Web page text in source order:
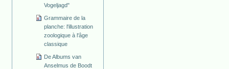
Vogeljagd"
Grammaire de la
planche: l'illustration
zoologique à l'âge
classique
De Albums van
Anselmus de Boodt